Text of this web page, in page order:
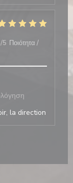
/5 Ποιότητα /
la direction